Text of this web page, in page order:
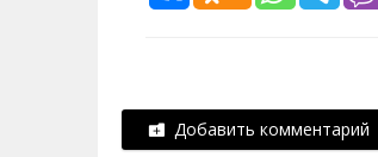
Добавить комментарий